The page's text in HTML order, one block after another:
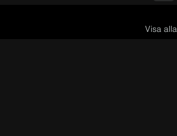
Visa alla